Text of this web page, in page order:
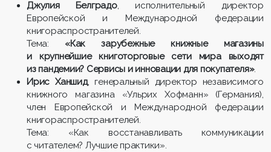
Джулия Белградо, исполнительный директор
Европейской и Международной федерации
книгораспространителей.
Тема: «Как зарубежные книжные магазины
и крупнейшие книготорговые сети мира выходят
из пандемии? Сервисы и инновации для покупателя».
Ирис Ханшид, генеральный директор независимого
книжного магазина «Ульрих Хофманн» (Германия),
член Европейской и Международной федерации
книгораспространителей.
Тема: «Как восстанавливать коммуникации
с читателем? Лучшие практики».